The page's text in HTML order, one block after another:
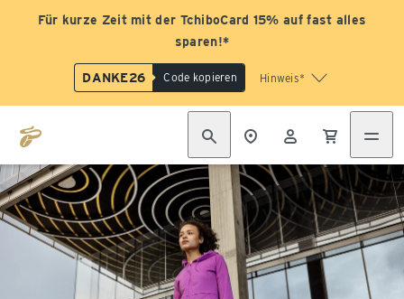
Für kurze Zeit mit der TchiboCard 15% auf fast alles
sparen!*
DANKE26 Code kopieren Hinweis*